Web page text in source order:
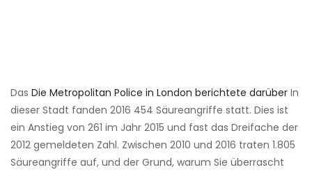
Das Die Metropolitan Police in London berichtete darüber In
dieser Stadt fanden 2016 454 Säureangriffe statt. Dies ist
ein Anstieg von 261 im Jahr 2015 und fast das Dreifache der
2012 gemeldeten Zahl. Zwischen 2010 und 2016 traten 1.805
Säureangriffe auf, und der Grund, warum Sie überrascht